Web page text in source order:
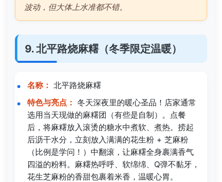
波动，但大体上水准都不错。
9. 北平路烧麻糬（冬季限定温暖）
名称： 北平路烧麻糬
特色与亮点： 冬天深夜里的暖心圣品！店家通常
选用当天现做的麻糬团（有些是自制）。点餐
后，将麻糬放入滚烫的糖水中煮软、煮热。捞起
后沥干水分，立刻放入满满的花生粉 + 芝麻粉
（比例是学问！）中翻滚，让麻糬全身裹满香气
四溢的粉料。麻糬热呼呼、软绵绵、Q弹不黏牙，
花生芝麻粉的香甜包裹着米香，温暖心胃。